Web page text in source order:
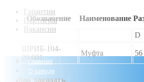
Гарантии
Партнеры
Вакансии
Главная
О заводе
Обозначение Наименование
D
ШРИБ-104-
20.001
Муфта 56
Как заказать